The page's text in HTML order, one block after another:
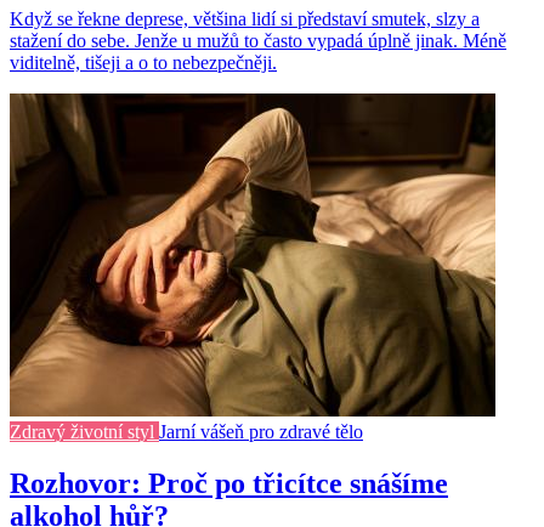
Když se řekne deprese, většina lidí si představí smutek, slzy a
stažení do sebe. Jenže u mužů to často vypadá úplně jinak. Méně
viditelně, tišeji a o to nebezpečněji.
Zdravý životní styl Jarní vášeň pro zdravé tělo
Rozhovor: Proč po třicítce snášíme
alkohol hůř?